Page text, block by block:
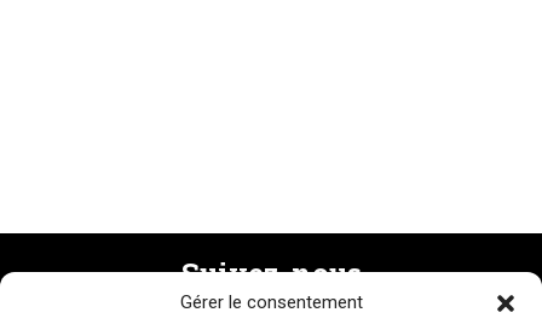
Gérer le consentement
Suivez-nous